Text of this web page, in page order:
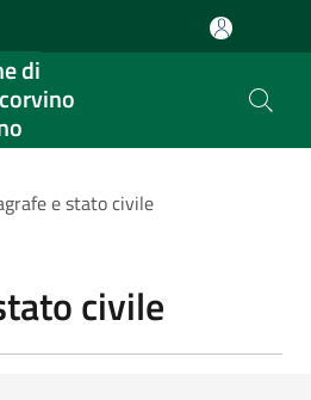
di
e stato civile
civile